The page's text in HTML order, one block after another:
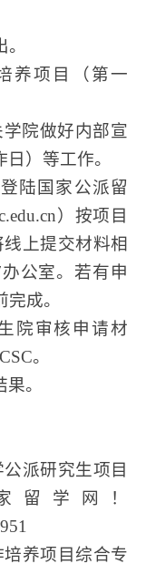
养项目（第一
院做好内部宣
）等工作。
陆国家公派留
）按项目
线上提交材料相
公室。 若有申
成。
院审核申请材
。
。
派研究生项目
学网！
养项目综合专